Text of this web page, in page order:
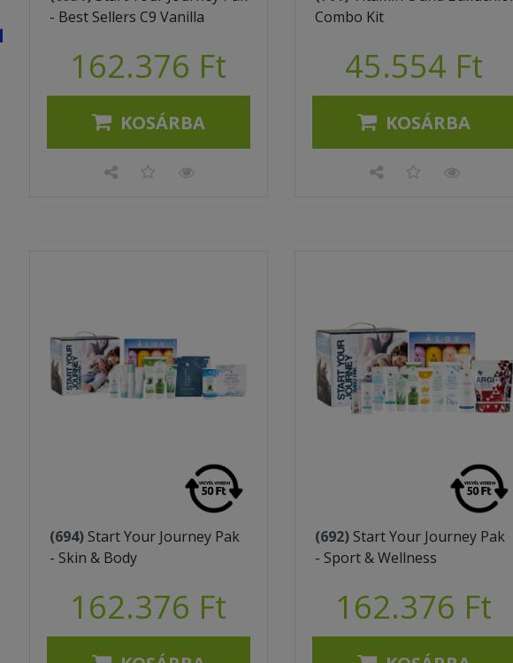
- Best Sellers C9 Vanilla
162.376 Ft
KOSÁRBA
Combo Kit
45.554 Ft
KOSÁRBA
(694) Start Your Journey Pak
- Skin & Body
162.376 Ft
(692) Start Your Journey Pak
- Sport & Wellness
162.376 Ft